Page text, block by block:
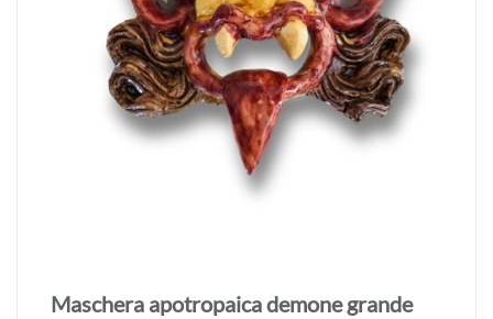
Maschera apotropaica demone grande